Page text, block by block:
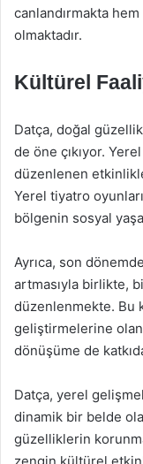
canlandırmakta
olmaktadır.
Kültürel
Datça, doğal
de öne çıkıyor.
düzenlenen
Yerel tiyatro
bölgenin sosyal
Ayrıca, son
artmasıyla birlikte,
düzenlenmekte. Bu
geliştirmelerine
dönüşüme de
Datça, yerel
dinamik bir belde
güzelliklerin